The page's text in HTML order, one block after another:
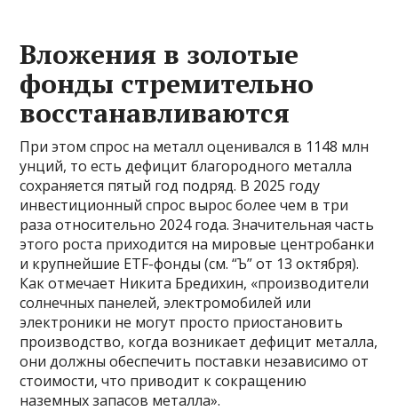
Вложения в золотые
фонды стремительно
восстанавливаются
При этом спрос на металл оценивался в 1148 млн
унций, то есть дефицит благородного металла
сохраняется пятый год подряд. В 2025 году
инвестиционный спрос вырос более чем в три
раза относительно 2024 года. Значительная часть
этого роста приходится на мировые центробанки
и крупнейшие ETF-фонды (см. “Ъ” от 13 октября).
Как отмечает Никита Бредихин, «производители
солнечных панелей, электромобилей или
электроники не могут просто приостановить
производство, когда возникает дефицит металла,
они должны обеспечить поставки независимо от
стоимости, что приводит к сокращению
наземных запасов металла».